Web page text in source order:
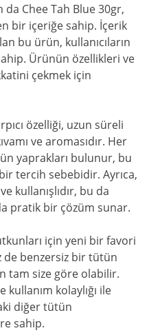
da Chee Tah Blue 30gr,
bir içeriğe sahip. İçerik
bu ürün, kullanıcıların
Ürünün özellikleri ve
çekmek için
özelliği, uzun süreli
ve aromasıdır. Her
yaprakları bulunur, bu
tercih sebebidir. Ayrıca,
kullanışlıdır, bu da
pratik bir çözüm sunar.
için yeni bir favori
de benzersiz bir tütün
tam size göre olabilir.
kolaylığı ile
diğer tütün
sahip.